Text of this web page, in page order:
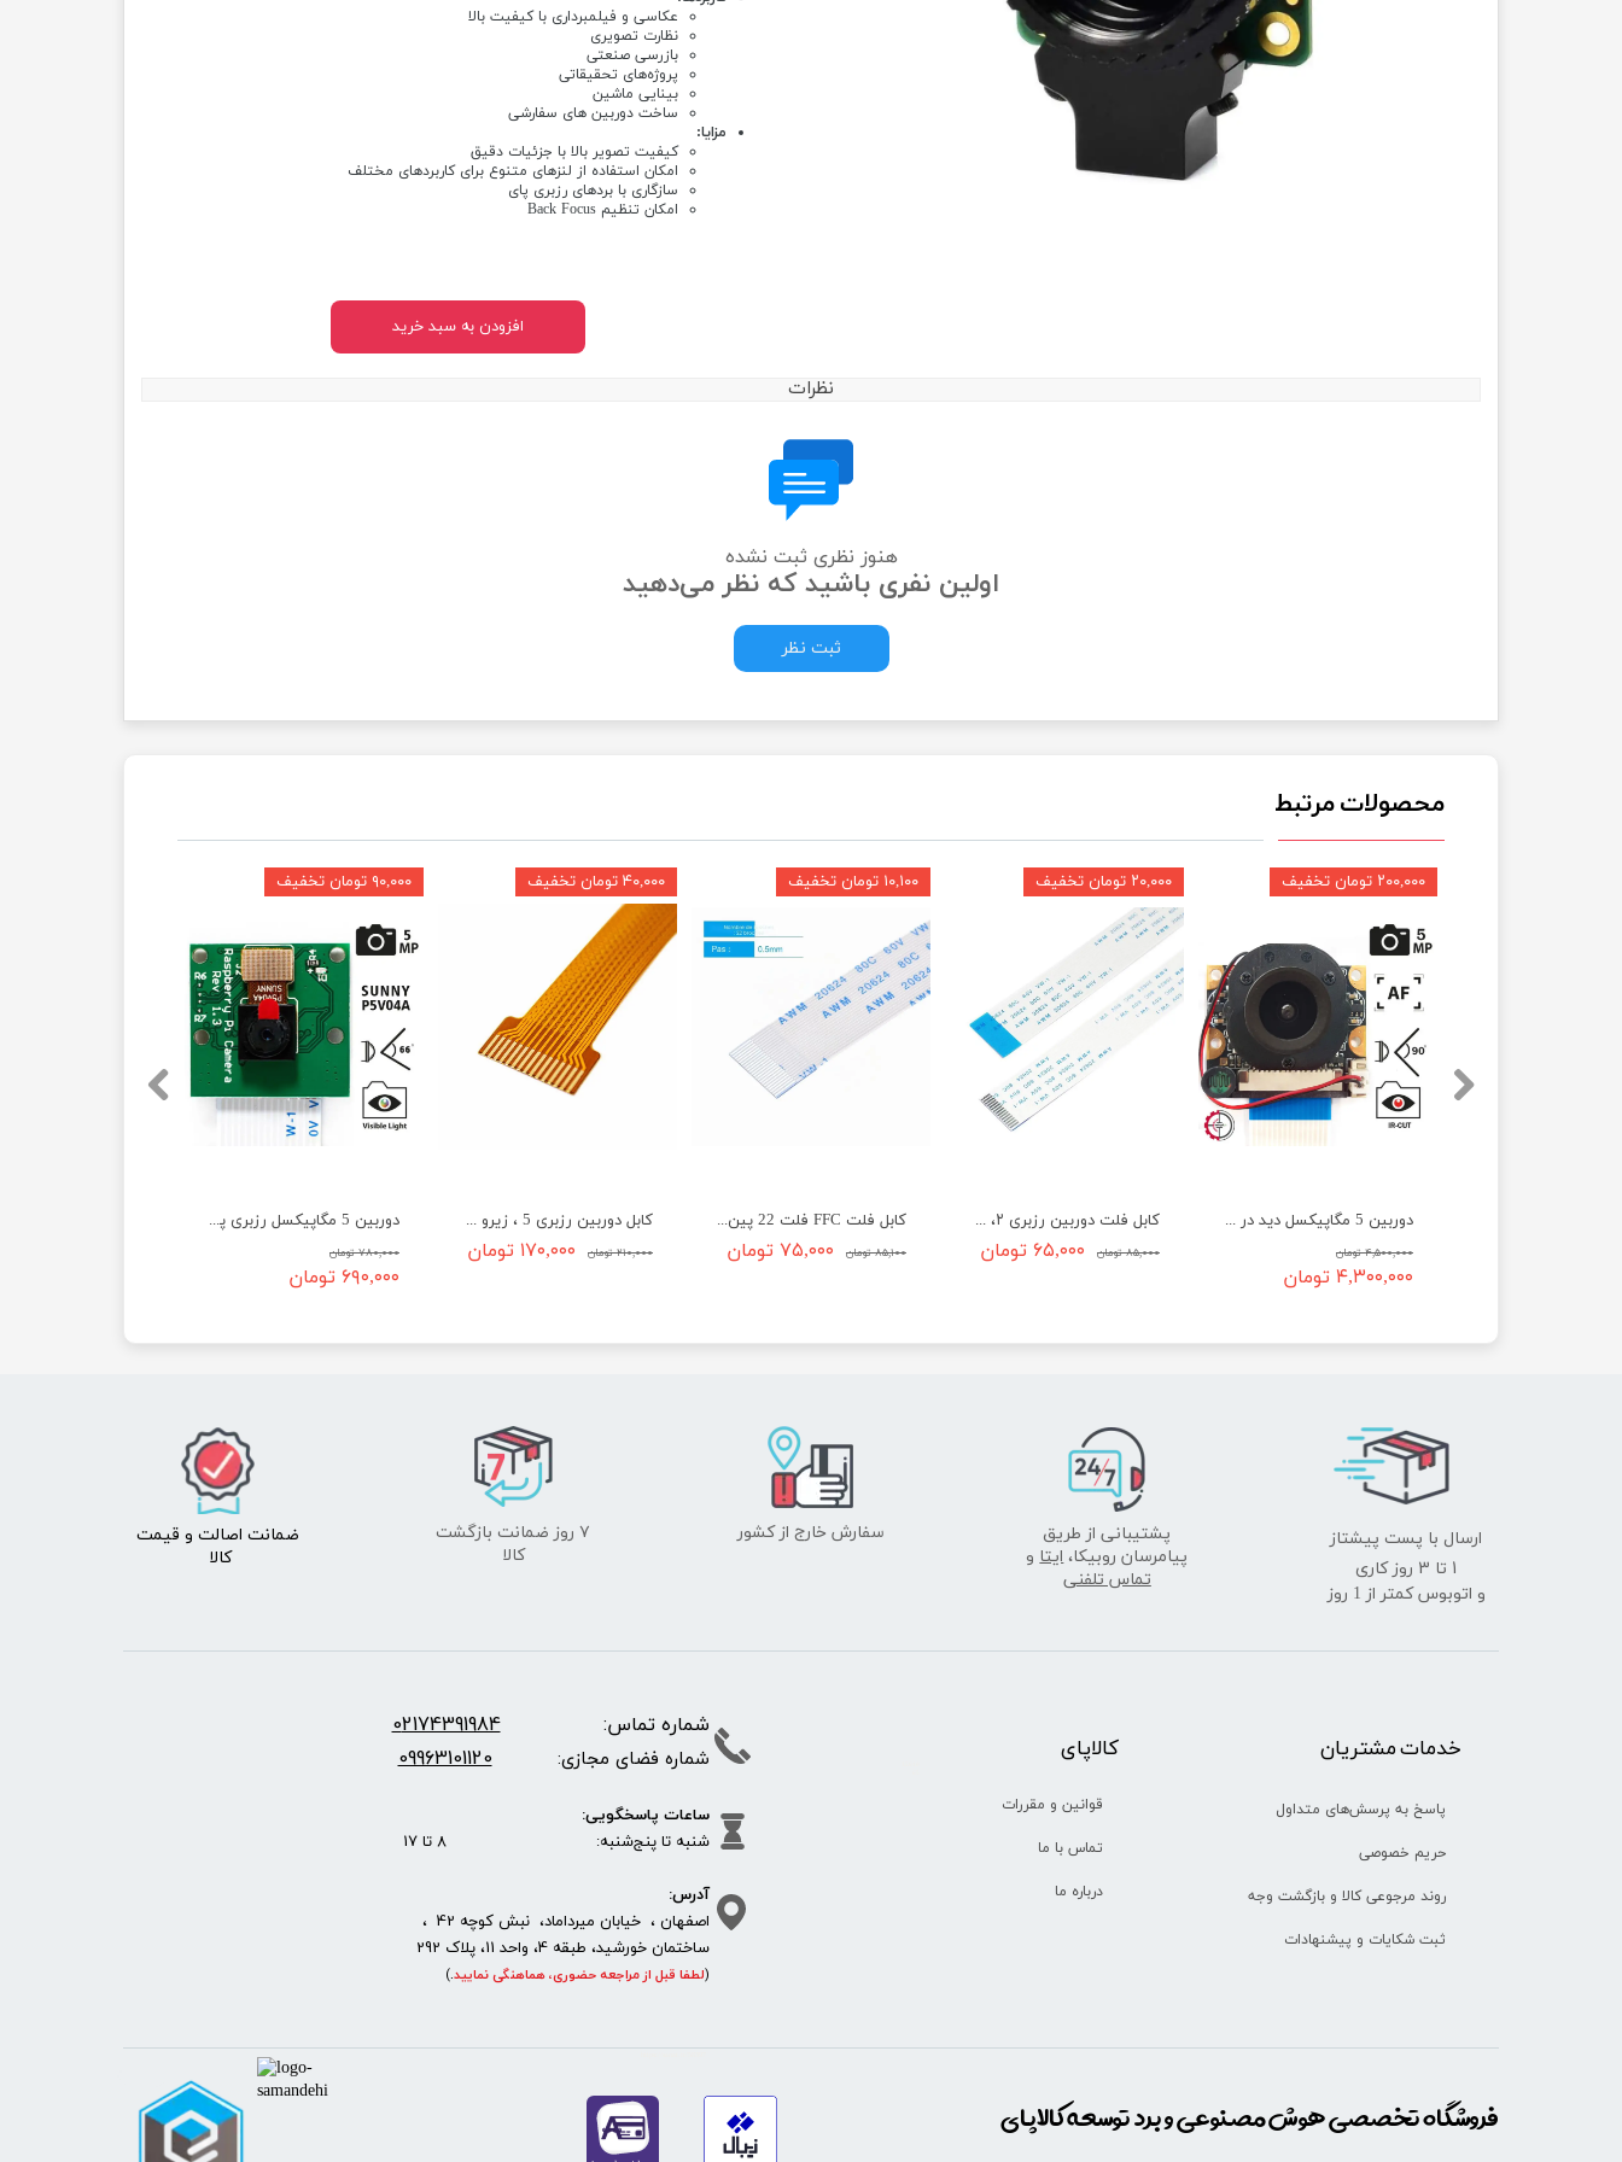
عکاسی و فیلمبرداری با کیفیت بالا
نظارت تصویری
بازرسی صنعتی
پروژه‌های تحقیقاتی
بینایی ماشین
ساخت دوربین های سفارشی
مزایا:
کیفیت تصویر بالا با جزئیات دقیق
امکان استفاده از لنزهای متنوع برای کاربردهای مختلف
سازگاری با بردهای رزبری پای
امکان تنظیم Back Focus
افزودن به سبد خرید
نظرات
هنوز نظری ثبت نشده
اولین نفری باشید که نظر می‌دهید
ثبت نظر
محصولات مرتبط
دوربین 5 مگاپیکسل رزبری پای
۷۸۰,۰۰۰ تومان
۶۹۰,۰۰۰ تومان
۹۰,۰۰۰ تومان تخفیف
کابل دوربین رزبری 5 ، زیرو و جتسون اورین
۲۱۰,۰۰۰ تومان ۱۷۰,۰۰۰ تومان
۴۰,۰۰۰ تومان تخفیف
کابل فلت FFC فلت 22 پین گام 0.5mm نوع A
۸۵,۱۰۰ تومان ۷۵,۰۰۰ تومان
۱۰,۱۰۰ تومان تخفیف
کابل فلت دوربین رزبری ۲، ۳، ۴ و جتسون نانو
۸۵,۰۰۰ تومان ۶۵,۰۰۰ تومان
۲۰,۰۰۰ تومان تخفیف
دوربین 5 مگاپیکسل دید در روز و شب اتوماتیک IR-cut رزبری پای
۴,۵۰۰,۰۰۰ تومان
۴,۳۰۰,۰۰۰ تومان
۲۰۰,۰۰۰ تومان تخفیف
ارسال با پست پیشتاز
​​​​​​​1 تا 3 روز کاری
و اتوبوس کمتر از 1 روز
پشتیبانی از طریق
پیامرسان روبیکا،ایتاو
تماس تلفنی
سفارش خارج از کشور
۷ روز ضمانت بازگشت
​​​​​​​کالا
ضمانت اصالت و قیمت​​​​​​​
کالا ​​​​​​​
خدمات مشتریان
پاسخ به پرسش‌های متداول
حریم خصوصی
روند مرجوعی کالا و بازگشت وجه
ثبت شکایات و پیشنهادات
​​کالاپای
قوانین و مقررات
تماس با ما
درباره ما
فروشگاه تخصصی هوش مصنوعی و برد توسعه کالاپای
شماره تماس: 02174391984
شماره فضای مجازی: 09963101120
ساعات پاسخگویی:
شنبه تا پنج‌شنبه: 8 تا 17
آدرس:
اصفهان ، خیابان میرداماد، نبش کوچه 42 ،
ساختمان خورشید، طبقه 4، واحد 11، پلاک 292
(لطفا قبل از مراجعه حضوری، هماهنگی نمایید.
)